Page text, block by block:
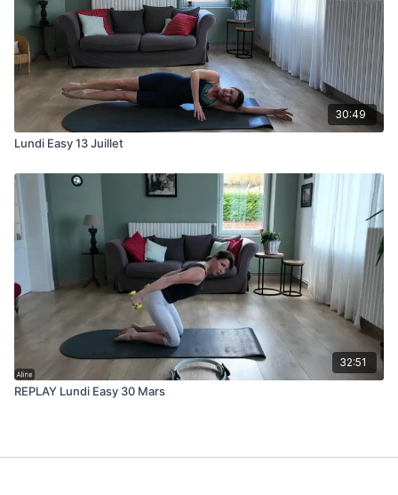
30:49
Lundi Easy 13 Juillet
32:51
REPLAY Lundi Easy 30 Mars